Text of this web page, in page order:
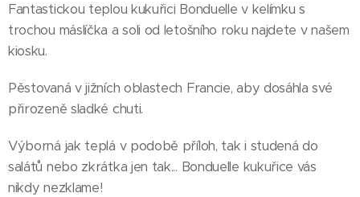
Fantastickou teplou kukuřici Bonduelle v kelímku s
trochou máslíčka a soli od letošního roku najdete v našem
kiosku.
Pěstovaná v jižních oblastech Francie, aby dosáhla své
přirozeně sladké chuti.
Výborná jak teplá v podobě příloh, tak i studená do
salátů nebo zkrátka jen tak... Bonduelle kukuřice vás
nikdy nezklame!